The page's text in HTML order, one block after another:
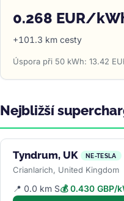
0.268 EUR/
+101.3 km cesty
Úspora při 50 kWh: 13.42
Nejbližší
Tyndrum, UK NE-TESLA
Crianlarich, United Kingdom
📍 0.0 km S💰 0.430 GBP/